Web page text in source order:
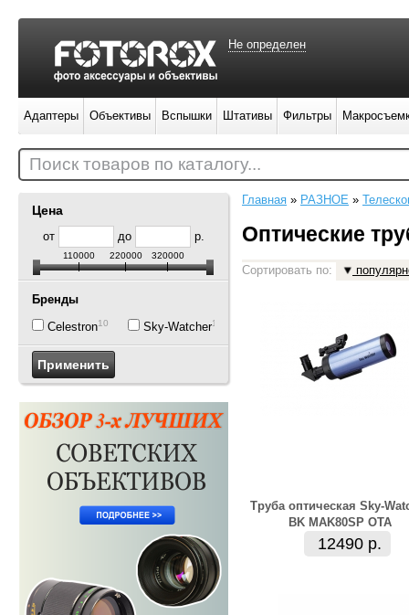
Цена
от до р.
110000 220000 320000
Бренды
Celestron10 Sky-Watcher10
Главная » РАЗНОЕ »
Оптические
Сортировать по:
Труба оптическая Sky-
BK MAK80SP OTA
12490 р.
Не определен
Адаптеры Объективы Вспышки Штативы Фильтры
Поиск товаров по каталогу...